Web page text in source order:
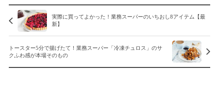
実際に買ってよかった！業務スーパーのいちおし8アイテム【最
新】
トースター5分で揚げたて！業務スーパー「冷凍チュロス」のサ
クふわ感が本場そのもの